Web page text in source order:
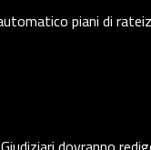
piani di